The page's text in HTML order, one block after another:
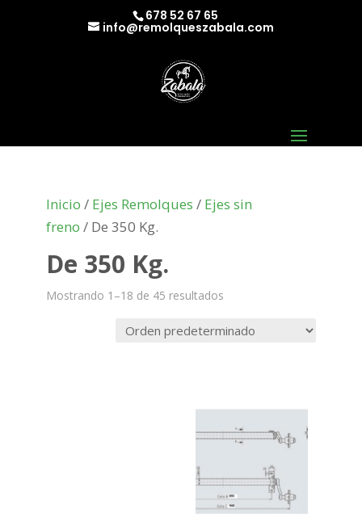
678 52 67 65
info@remolqueszabala.com
Inicio / Ejes Remolques / Ejes sin
freno / De 350 Kg.
De 350 Kg.
Mostrando 1–18 de 45 resultados